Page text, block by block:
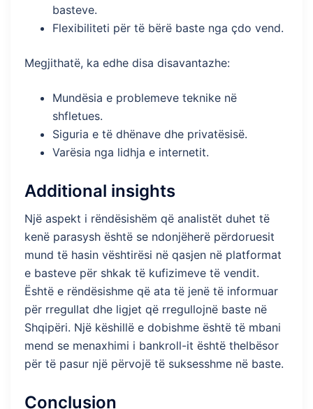
basteve.
Flexibiliteti për të bërë baste nga çdo vend.
Megjithatë, ka edhe disa disavantazhe:
Mundësia e problemeve teknike në
shfletues.
Siguria e të dhënave dhe privatësisë.
Varësia nga lidhja e internetit.
Additional insights
Një aspekt i rëndësishëm që analistët duhet të
kenë parasysh është se ndonjëherë përdoruesit
mund të hasin vështirësi në qasjen në platformat
e basteve për shkak të kufizimeve të vendit.
Është e rëndësishme që ata të jenë të informuar
për rregullat dhe ligjet që rregullojnë baste në
Shqipëri. Një këshillë e dobishme është të mbani
mend se menaxhimi i bankroll-it është thelbësor
për të pasur një përvojë të suksesshme në baste.
Conclusion